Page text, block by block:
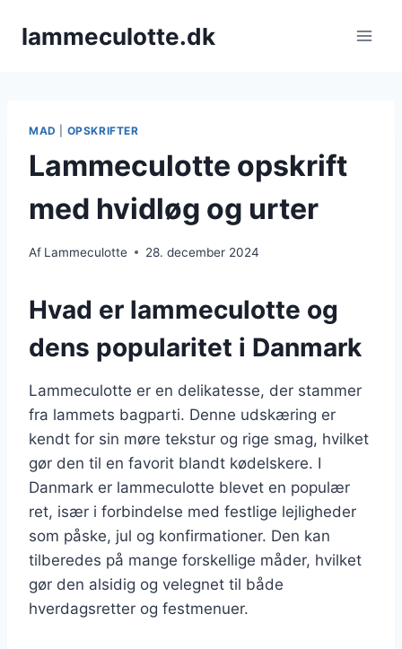
lammeculotte.dk
MAD OPSKRIFTER
Lammeculotte opskrift
med hvidløg og urter
Af Lammeculotte 28. december 2024
Hvad er lammeculotte og
dens popularitet i Danmark
Lammeculotte er en delikatesse, der stammer
fra lammets bagparti. Denne udskæring er
kendt for sin møre tekstur og rige smag, hvilket
gør den til en favorit blandt kødelskere. I
Danmark er lammeculotte blevet en populær
ret, især i forbindelse med festlige lejligheder
som påske, jul og konfirmationer. Den kan
tilberedes på mange forskellige måder, hvilket
gør den alsidig og velegnet til både
hverdagsretter og festmenuer.